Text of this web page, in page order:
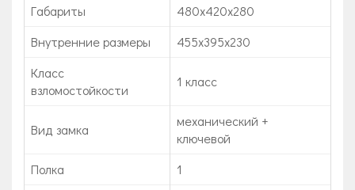
Габариты
480x420x280
Внутренние размеры
455х395х230
Класс
взломостойкости
1 класс
Вид замка
механический +
ключевой
Полка
1